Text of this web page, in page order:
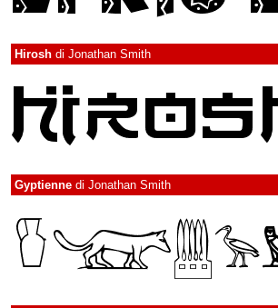
Hirosh di Jonathan Smith
Gyptienne di Jonathan Smith